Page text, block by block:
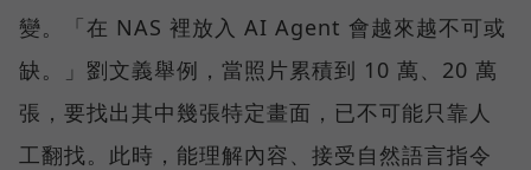
變。「在 NAS 裡放入 AI Agent 會越來越不可或
缺。」劉文義舉例，當照片累積到 10 萬、20 萬
張，要找出其中幾張特定畫面，已不可能只靠人
工翻找。此時，能理解內容、接受自然語言指令